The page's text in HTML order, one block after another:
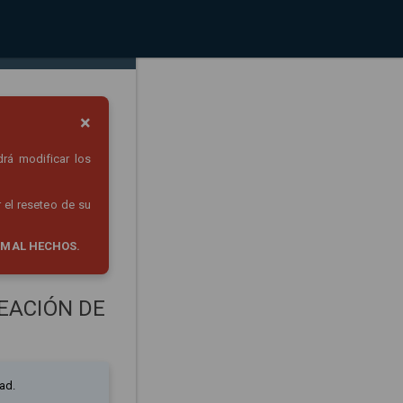
×
modificar los
el reseteo de su
HECHOS.
DE